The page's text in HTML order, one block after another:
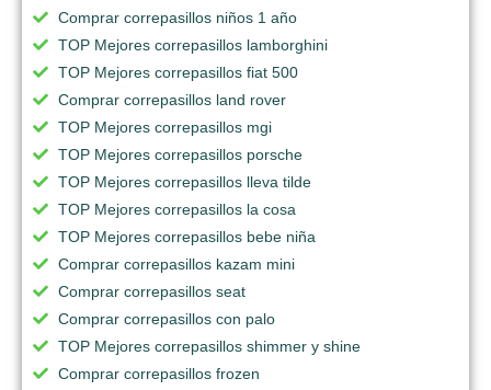
Comprar correpasillos niños 1 año
TOP Mejores correpasillos lamborghini
TOP Mejores correpasillos fiat 500
Comprar correpasillos land rover
TOP Mejores correpasillos mgi
TOP Mejores correpasillos porsche
TOP Mejores correpasillos lleva tilde
TOP Mejores correpasillos la cosa
TOP Mejores correpasillos bebe niña
Comprar correpasillos kazam mini
Comprar correpasillos seat
Comprar correpasillos con palo
TOP Mejores correpasillos shimmer y shine
Comprar correpasillos frozen